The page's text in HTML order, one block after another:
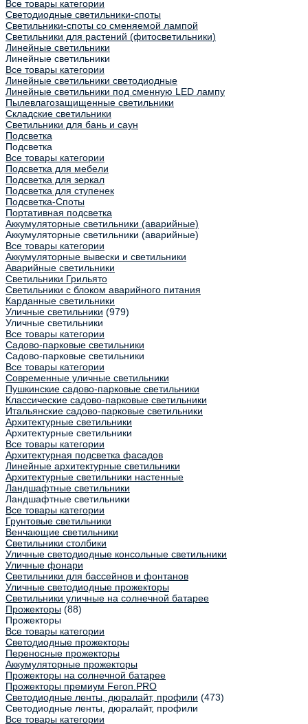
Все товары категории
Светодиодные светильники-споты
Светильники-споты со сменяемой лампой
Светильники для растений (фитосветильники)
Линейные светильники
Линейные светильники
Все товары категории
Линейные светильники светодиодные
Линейные светильники под сменную LED лампу
Пылевлагозащищенные светильники
Складские светильники
Светильники для бань и саун
Подсветка
Подсветка
Все товары категории
Подсветка для мебели
Подсветка для зеркал
Подсветка для ступенек
Подсветка-Споты
Портативная подсветка
Аккумуляторные светильники (аварийные)
Аккумуляторные светильники (аварийные)
Все товары категории
Аккумуляторные вывески и светильники
Аварийные светильники
Светильники Грильято
Светильники с блоком аварийного питания
Карданные светильники
Уличные светильники (979)
Уличные светильники
Все товары категории
Садово-парковые светильники
Садово-парковые светильники
Все товары категории
Современные уличные светильники
Пушкинские садово-парковые светильники
Классические садово-парковые светильники
Итальянские садово-парковые светильники
Архитектурные светильники
Архитектурные светильники
Все товары категории
Архитектурная подсветка фасадов
Линейные архитектурные светильники
Архитектурные светильники настенные
Ландшафтные светильники
Ландшафтные светильники
Все товары категории
Грунтовые светильники
Венчающие светильники
Светильники столбики
Уличные светодиодные консольные светильники
Уличные фонари
Светильники для бассейнов и фонтанов
Уличные светодиодные прожекторы
Светильники уличные на солнечной батарее
Прожекторы (88)
Прожекторы
Все товары категории
Светодиодные прожекторы
Переносные прожекторы
Аккумуляторные прожекторы
Прожекторы на солнечной батарее
Прожекторы премиум Feron.PRO
Светодиодные ленты, дюралайт, профили (473)
Светодиодные ленты, дюралайт, профили
Все товары категории